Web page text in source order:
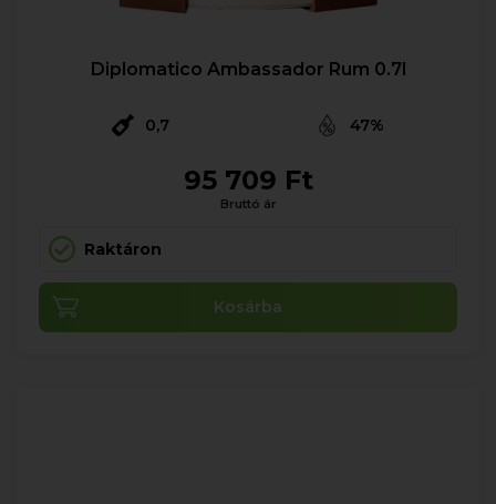
Diplomatico Ambassador Rum 0.7l
0,7 47%
95 709 Ft
Bruttó ár
Raktáron
Kosárba